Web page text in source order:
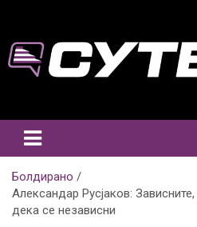
content
Болдирано
Александар Русјаков:
дека се независни